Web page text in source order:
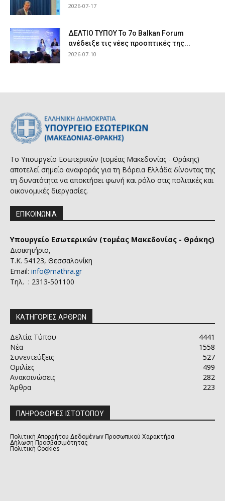
2026-07-17
ΔΕΛΤΙΟ ΤΥΠΟΥ Το 7ο Balkan Forum
ανέδειξε τις νέες προοπτικές της...
2026-07-10
Το Υπουργείο Εσωτερικών (τομέας Μακεδονίας - Θράκης)
αποτελεί σημείο αναφοράς για τη Βόρεια Ελλάδα δίνοντας της
τη δυνατότητα να αποκτήσει φωνή και ρόλο στις πολιτικές και
οικονομικές διεργασίες.
ΕΠΙΚΟΙΝΩΝΙΑ
Υπουργείο Εσωτερικών (τομέας Μακεδονίας - Θράκης)
Διοικητήριο,
Τ.Κ. 54123, Θεσσαλονίκη
Email: info@mathra.gr
Τηλ. : 2313-501100
ΚΑΤΗΓΟΡΙΕΣ ΑΡΘΡΩΝ
Δελτία Τύπου
4441
Νέα
1558
Συνεντεύξεις
527
Ομιλίες
499
Ανακοινώσεις
282
Άρθρα
223
ΠΛΗΡΟΦΟΡΙΕΣ ΙΣΤΟΤΟΠΟΥ
Πολιτική Απορρήτου Δεδομένων Προσωπικού Χαρακτήρα
Δήλωση Προσβασιμότητας
Πολιτική Cookies